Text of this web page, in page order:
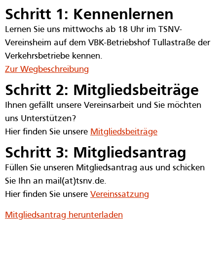
Schritt 1: Kennenlernen
Lernen Sie uns mittwochs ab 18 Uhr im TSNV-
Vereinsheim auf dem VBK-Betriebshof Tullastraße der
Verkehrsbetriebe kennen.
Zur Wegbeschreibung
Schritt 2: Mitgliedsbeiträge
Ihnen gefällt unsere Vereinsarbeit und Sie möchten
uns Unterstützen?
Hier finden Sie unsere Mitgliedsbeiträge
Schritt 3: Mitgliedsantrag
Füllen Sie unseren Mitgliedsantrag aus und schicken
Sie Ihn an mail(at)tsnv.de.
Hier finden Sie unsere Vereinssatzung
Mitgliedsantrag herunterladen